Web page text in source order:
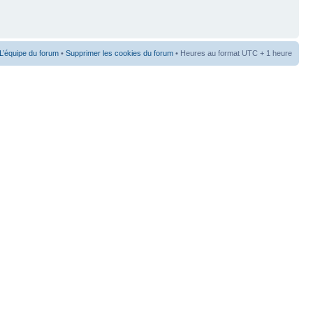
L’équipe du forum • Supprimer les cookies du forum • Heures au format UTC + 1 heure